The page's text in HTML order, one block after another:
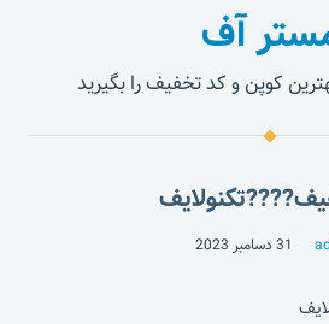
آف
کوپن و کد تخفیف را بگیرید
31 دسامبر 2023